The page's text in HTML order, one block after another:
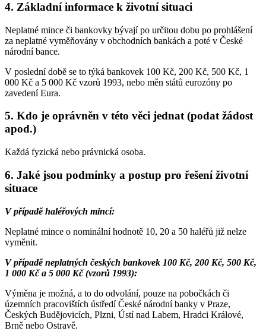
4. Základní informace k životní situaci
Neplatné mince či bankovky bývají po určitou dobu po prohlášení
za neplatné vyměňovány v obchodních bankách a poté v České
národní bance.
V poslední době se to týká bankovek 100 Kč, 200 Kč, 500 Kč, 1
000 Kč a 5 000 Kč vzorů 1993, nebo měn států eurozóny po
zavedení Eura.
5. Kdo je oprávněn v této věci jednat (podat žádost
apod.)
Každá fyzická nebo právnická osoba.
6. Jaké jsou podmínky a postup pro řešení životní
situace
V případě haléřových mincí:
Neplatné mince o nominální hodnotě 10, 20 a 50 haléřů již nelze
vyměnit.
V případě neplatných českých bankovek 100 Kč, 200 Kč, 500 Kč,
1 000 Kč a 5 000 Kč (vzorů 1993):
Výměna je možná, a to do odvolání, pouze na pobočkách či
územních pracovištích ústředí České národní banky v Praze,
Českých Budějovicích, Plzni, Ústí nad Labem, Hradci Králové,
Brně nebo Ostravě.